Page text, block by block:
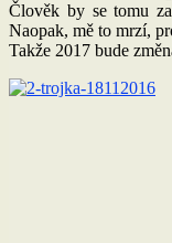
Člověk by se tomu
Naopak, mě to mrzí,
Takže 2017 bude